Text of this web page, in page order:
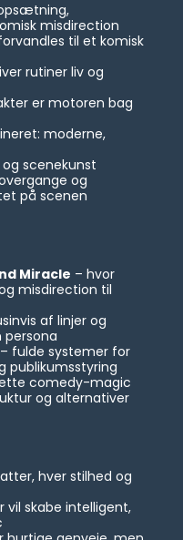
misdirection
til et komisk
rutiner liv og
er motoren bag
moderne,
scenekunst
og
på scenen
Miracle – hvor
misdirection til
af linjer og
persona
fulde systemer for
publikumsstyring
comedy-magic
og alternativer
hver stilhed og
vil skabe intelligent,